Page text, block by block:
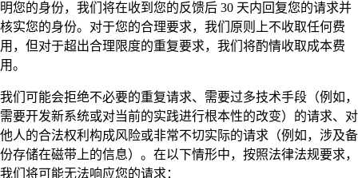
明您的身份，我们将在收到您的反馈后 30 天内回复您的请求并
核实您的身份。对于您的合理要求，我们原则上不收取任何费
用，但对于超出合理限度的重复要求，我们将酌情收取成本费
用。
我们可能会拒绝不必要的重复请求、需要过多技术手段（例如，
需要开发新系统或对当前的实践进行根本性的改变）的请求、对
他人的合法权利构成风险或非常不切实际的请求（例如，涉及备
份存储在磁带上的信息）。在以下情形中，按照法律法规要求，
我们将可能无法响应您的请求：